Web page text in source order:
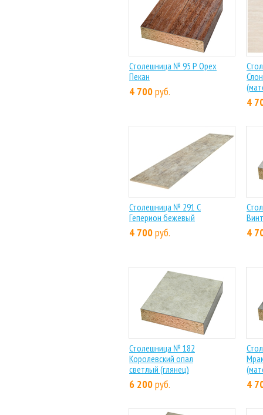
Столешница № 95 Р Орех
Пекан
4 700руб.
4
Столешница № 291 С
Геперион бежевый
4 700руб. 4
Столешница № 182
Королевский опал
светлый (глянец)
6 200руб. 4